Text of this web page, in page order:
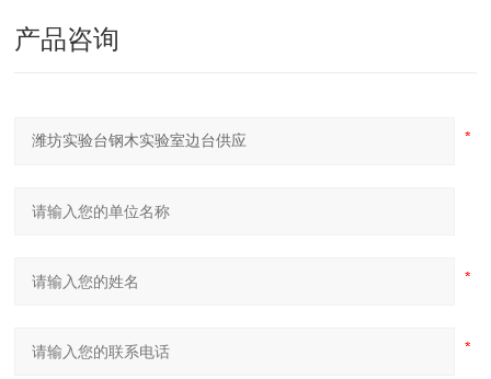
产品咨询